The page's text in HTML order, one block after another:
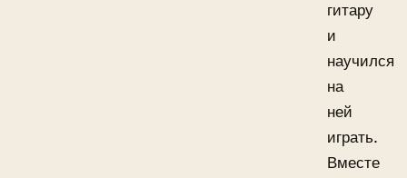
гитару
и
научился
на
ней
играть.
Вместе